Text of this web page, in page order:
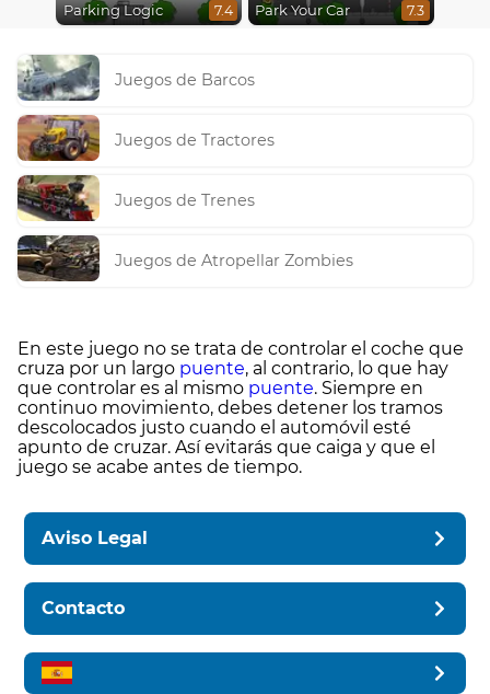
Parking Logic 7.4 Park Your Car 7.3
Juegos de Barcos
Juegos de Tractores
Juegos de Trenes
Juegos de Atropellar Zombies
En este juego no se trata de controlar el coche que
cruza por un largo puente, al contrario, lo que hay
que controlar es al mismo puente. Siempre en
continuo movimiento, debes detener los tramos
descolocados justo cuando el automóvil esté
apunto de cruzar. Así evitarás que caiga y que el
juego se acabe antes de tiempo.
Aviso Legal
Contacto